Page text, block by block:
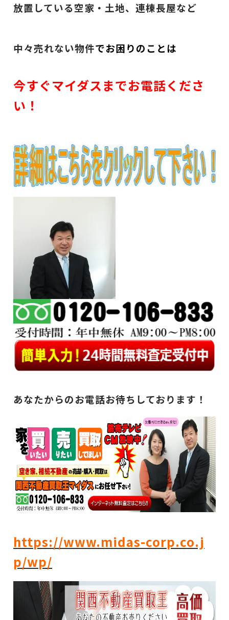
放置している空家・土地、連棟長屋など
中々売れない物件でお困りのことは
今すぐマイダスまでお電話くださ
い！
あなたからのお電話お待ちしております！
https://www.midas-corp.co.j
p/wp/